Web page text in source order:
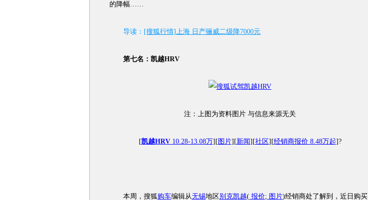
的降幅……
导读： [搜狐行情]上海 日产骊威二级降7000元
第七名：凯越HRV
注：上图为资料图片 与信息来源无关
[凯越HRV10.28-13.08万][ 图片][新闻][社区][经销商报价 8.48万起]?
本周，搜狐购车编辑从无锡地区别克凯越( 报价; 图片)经销商处了解到，近日购买